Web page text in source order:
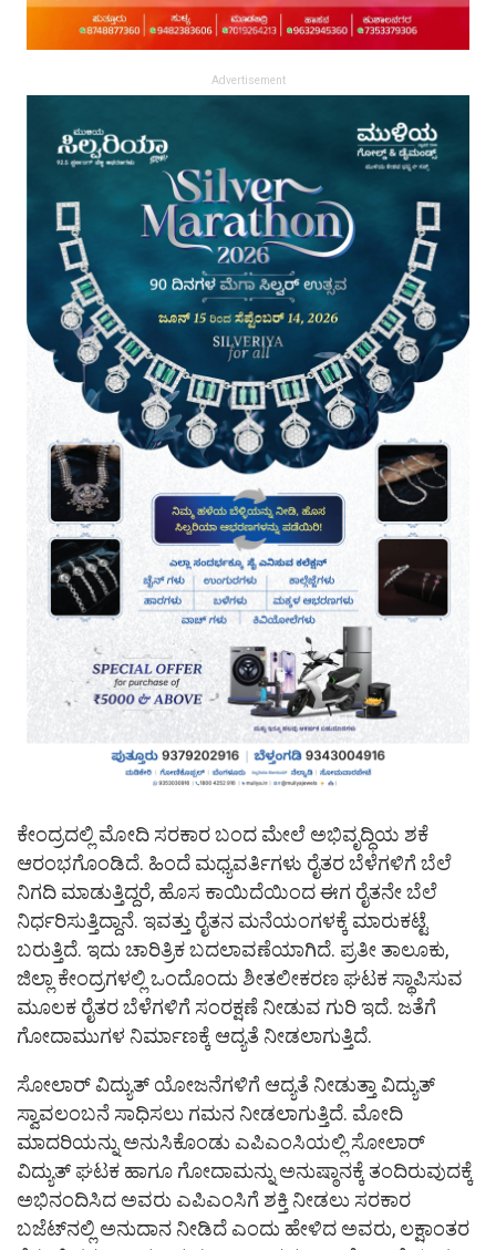
Advertisement
ಕೇಂದ್ರದಲ್ಲಿ ಮೋದಿ ಸರಕಾರ ಬಂದ ಮೇಲೆ ಅಭಿವೃದ್ಧಿಯ ಶಕೆ
ಆರಂಭಗೊಂಡಿದೆ. ಹಿಂದೆ ಮಧ್ಯವರ್ತಿಗಳು ರೈತರ ಬೆಳೆಗಳಿಗೆ ಬೆಲೆ
ನಿಗದಿ ಮಾಡುತ್ತಿದ್ದರೆ, ಹೊಸ ಕಾಯಿದೆಯಿಂದ ಈಗ ರೈತನೇ ಬೆಲೆ
ನಿರ್ಧರಿಸುತ್ತಿದ್ದಾನೆ. ಇವತ್ತು ರೈತನ ಮನೆಯಂಗಳಕ್ಕೆ ಮಾರುಕಟ್ಟೆ
ಬರುತ್ತಿದೆ. ಇದು ಚಾರಿತ್ರಿಕ ಬದಲಾವಣೆಯಾಗಿದೆ. ಪ್ರತೀ ತಾಲೂಕು,
ಜಿಲ್ಲಾ ಕೇಂದ್ರಗಳಲ್ಲಿ ಒಂದೊಂದು ಶೀತಲೀಕರಣ ಘಟಕ ಸ್ಥಾಪಿಸುವ
ಮೂಲಕ ರೈತರ ಬೆಳೆಗಳಿಗೆ ಸಂರಕ್ಷಣೆ ನೀಡುವ ಗುರಿ ಇದೆ. ಜತೆಗೆ
ಗೋದಾಮುಗಳ ನಿರ್ಮಾಣಕ್ಕೆ ಆದ್ಯತೆ ನೀಡಲಾಗುತ್ತಿದೆ.
ಸೋಲಾರ್ ವಿದ್ಯುತ್ ಯೋಜನೆಗಳಿಗೆ ಆದ್ಯತೆ ನೀಡುತ್ತಾ ವಿದ್ಯುತ್
ಸ್ವಾವಲಂಬನೆ ಸಾಧಿಸಲು ಗಮನ ನೀಡಲಾಗುತ್ತಿದೆ. ಮೋದಿ
ಮಾದರಿಯನ್ನು ಅನುಸಿಕೊಂಡು ಎಪಿಎಂಸಿಯಲ್ಲಿ ಸೋಲಾರ್
ವಿದ್ಯುತ್ ಘಟಕ ಹಾಗೂ ಗೋದಾಮನ್ನು ಅನುಷ್ಠಾನಕ್ಕೆ ತಂದಿರುವುದಕ್ಕೆ
ಅಭಿನಂದಿಸಿದ ಅವರು ಎಪಿಎಂಸಿಗೆ ಶಕ್ತಿ ನೀಡಲು ಸರಕಾರ
ಬಜೆಟ್‌ನಲ್ಲಿ ಅನುದಾನ ನೀಡಿದೆ ಎಂದು ಹೇಳಿದ ಅವರು, ಲಕ್ಷಾಂತರ